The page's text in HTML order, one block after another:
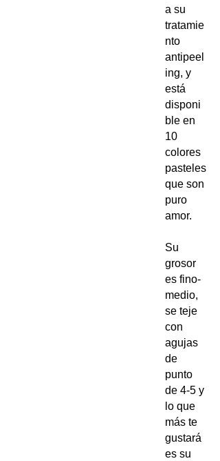
a su
tratamie
nto
antipeel
ing, y
está
disponi
ble en
10
colores
pasteles
que son
puro
amor.
Su
grosor
es fino-
medio,
se teje
con
agujas
de
punto
de 4-5 y
lo que
más te
gustará
es su